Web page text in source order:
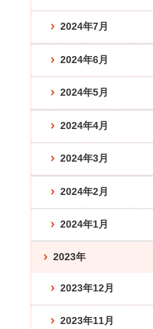
2024年7月
2024年6月
2024年5月
2024年4月
2024年3月
2024年2月
2024年1月
2023年
2023年12月
2023年11月